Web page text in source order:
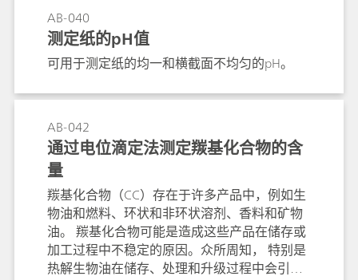
AB-040
测定纸的pH值
可用于测定纸的均一和横截面不均匀的pH。
AB-042
通过电位滴定法测定羰基化合物的含
量
羰基化合物（CC）存在于许多产品中，例如生
物油和燃料、环状和非环状溶剂、香料和矿物
油。 羰基化合物可能是造成这些产品在储存或
加工过程中不稳定的原因。众所周知， 特别是
热解生物油在储存、处理和升级过程中会引起